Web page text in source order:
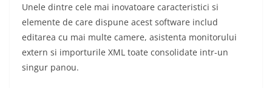
Unele dintre cele mai inovatoare caracteristici si
elemente de care dispune acest software includ
editarea cu mai multe camere, asistenta monitorului
extern si importurile XML toate consolidate intr-un
singur panou.